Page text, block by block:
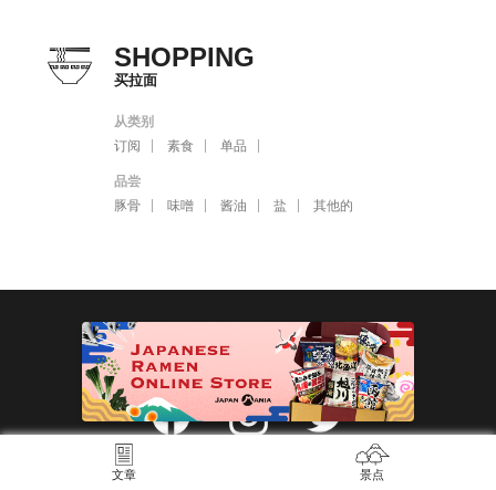
SHOPPING
买拉面
从类别
订阅
素食 单品
品尝
豚骨
味噌 酱油 盐 其他的
THE GATE 官方SNS
FOLLOW ME
文章 景点